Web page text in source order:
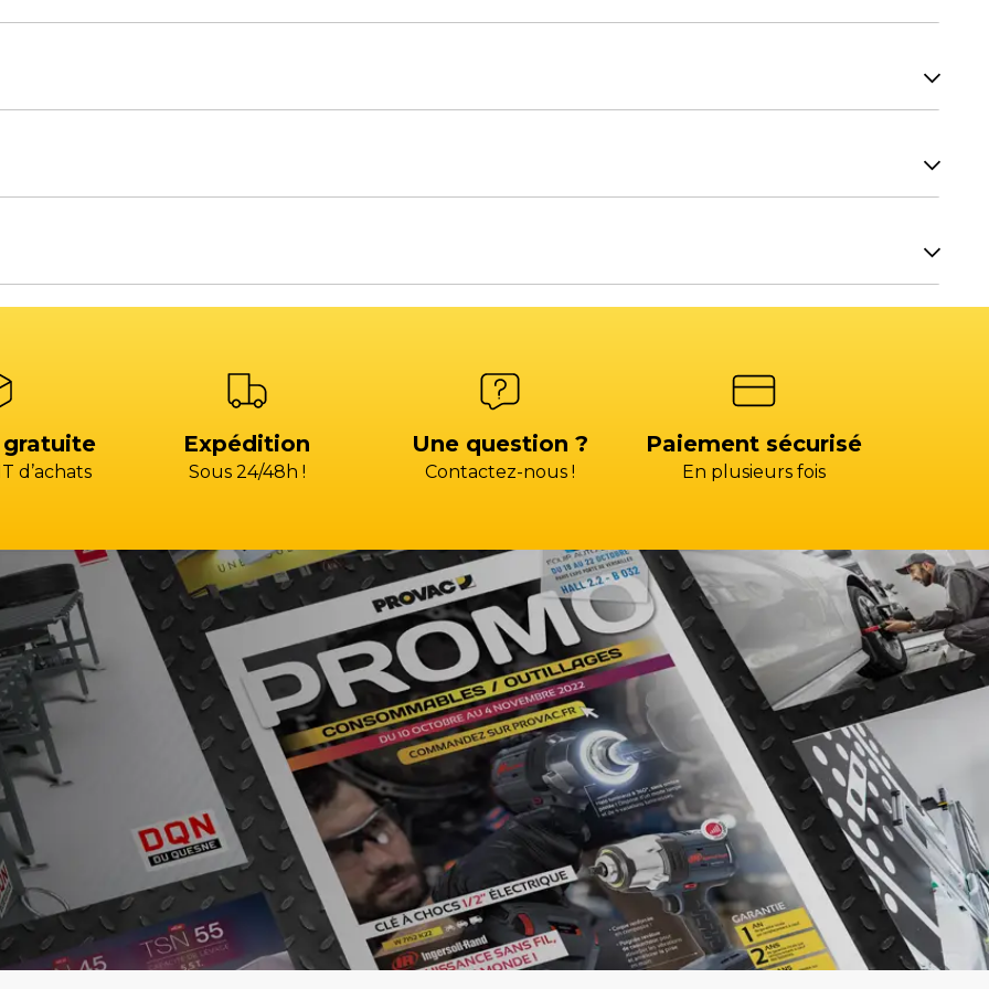
de rechange
Atelier SAV
Facturation SAV
/ Le vendredi de 8H00 à 12H00 et de 14H00 à 17H00.
3)
Comptabilité fournisseur
compta.fournisseurs@groupepac.com
04 42 15 35 35 (CHOIX 4)
gratuite
d’achats
Expédition
Sous 24/48h !
Une question ?
Contactez-nous !
Paiement sécurisé
En plusieurs fois